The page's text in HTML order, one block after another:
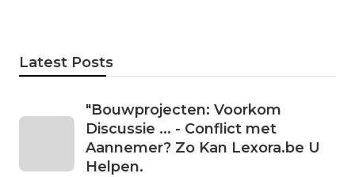
Latest Posts
"Bouwprojecten: Voorkom
Discussie ... - Conflict met
Aannemer? Zo Kan Lexora.be U
Helpen.